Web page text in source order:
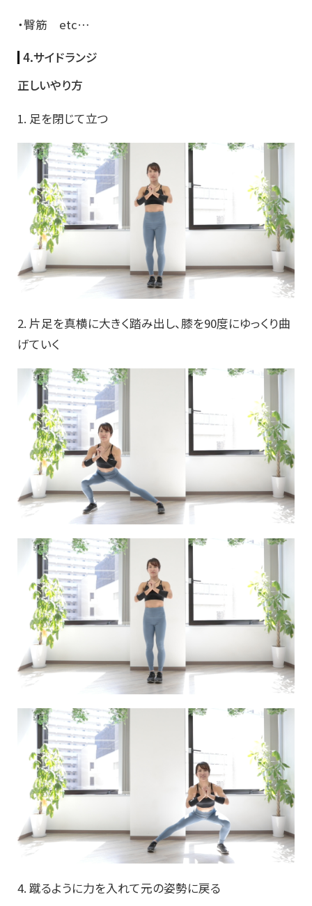
・臀筋 etc…
4.サイドランジ
正しいやり方
1. 足を閉じて立つ
2. 片足を真横に大きく踏み出し、膝を90度にゆっくり曲
げていく
4. 蹴るように力を入れて元の姿勢に戻る